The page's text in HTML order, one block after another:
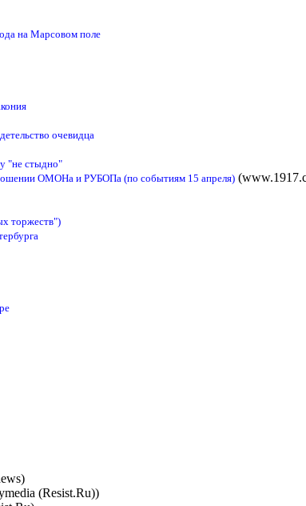
на Марсовом поле
очевидца
"не стыдно"
ОМОНа и РУБОПа (по событиям 15 апреля)
торжеств")
(Resist.Ru))